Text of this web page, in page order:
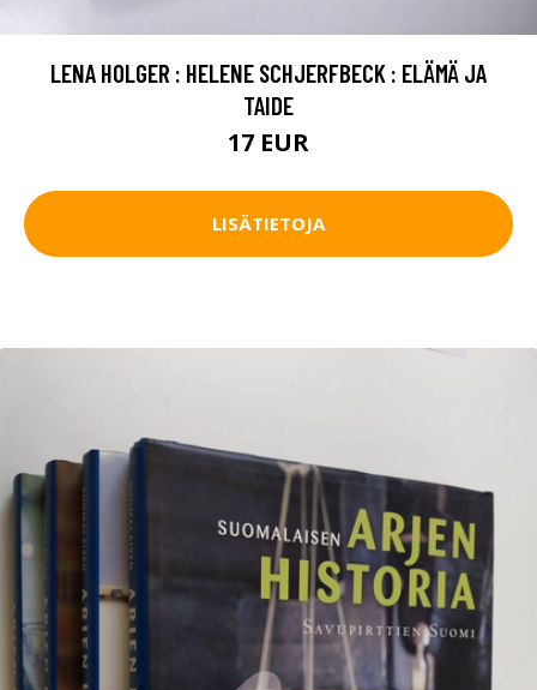
LENA HOLGER : HELENE SCHJERFBECK : ELÄMÄ JA
TAIDE
17 EUR
LISÄTIETOJA